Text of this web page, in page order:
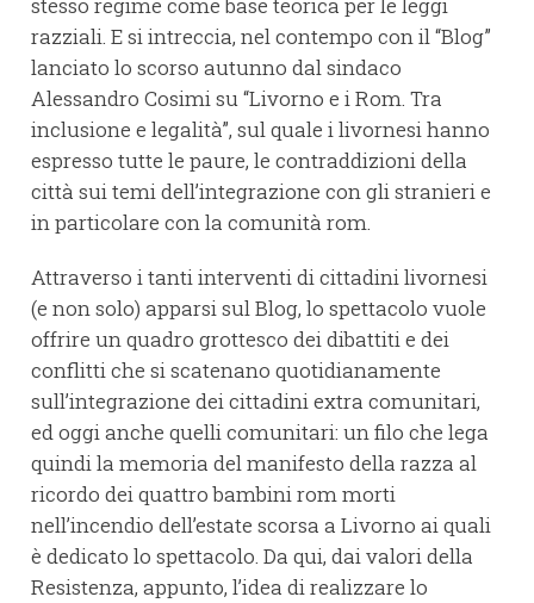
razziali. E si intreccia, nel contempo con il “Blog”
lanciato lo scorso autunno dal sindaco
Alessandro Cosimi su “Livorno e i Rom. Tra
inclusione e legalità”, sul quale i livornesi hanno
espresso tutte le paure, le contraddizioni della
città sui temi dell’integrazione con gli stranieri e
in particolare con la comunità rom.
Attraverso i tanti interventi di cittadini livornesi
(e non solo) apparsi sul Blog, lo spettacolo vuole
offrire un quadro grottesco dei dibattiti e dei
conflitti che si scatenano quotidianamente
sull’integrazione dei cittadini extra comunitari,
ed oggi anche quelli comunitari: un filo che lega
quindi la memoria del manifesto della razza al
ricordo dei quattro bambini rom morti
nell’incendio dell’estate scorsa a Livorno ai quali
è dedicato lo spettacolo. Da qui, dai valori della
Resistenza, appunto, l’idea di realizzare lo